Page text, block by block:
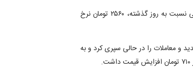
امروز رشد قیمت را تجربه کرد با افزایش ۴۰ تومانی نسبت به روز گذشته، ۲۵۶۰ تومان نرخ
و معاملات را در حالی سپری کرد و به